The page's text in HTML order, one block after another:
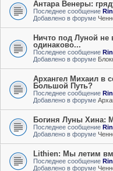
Антара Венеры:
Последнее сообщение
Добавлено в форуме
Ничто под Луной не
одинаково...
Последнее сообщение
Добавлено в форуме
Архангел Михаил в
Большой Путь?
Последнее сообщение
Добавлено в форуме
Богиня Луны Хина:
Последнее сообщение
Добавлено в форуме
Lithien: Мы летим
Последнее сообщение
Добавлено в форуме